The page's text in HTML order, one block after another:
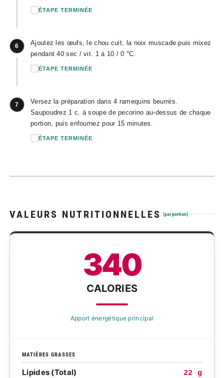
ÉTAPE TERMINÉE
6
Ajoutez les œufs, le chou cuit, la noix muscade puis mixez
pendant 40 sec / vit. 1 à 10 / 0 °C.
ÉTAPE TERMINÉE
7
Versez la préparation dans 4 ramequins beurrés.
Saupoudrez 1 c. à soupe de pecorino au-dessus de chaque
portion, puis enfournez pour 15 minutes.
ÉTAPE TERMINÉE
VALEURS NUTRITIONNELLES (par portion)
340
CALORIES
Apport énergétique principal
MATIÈRES GRASSES
Lipides (Total)
22 g